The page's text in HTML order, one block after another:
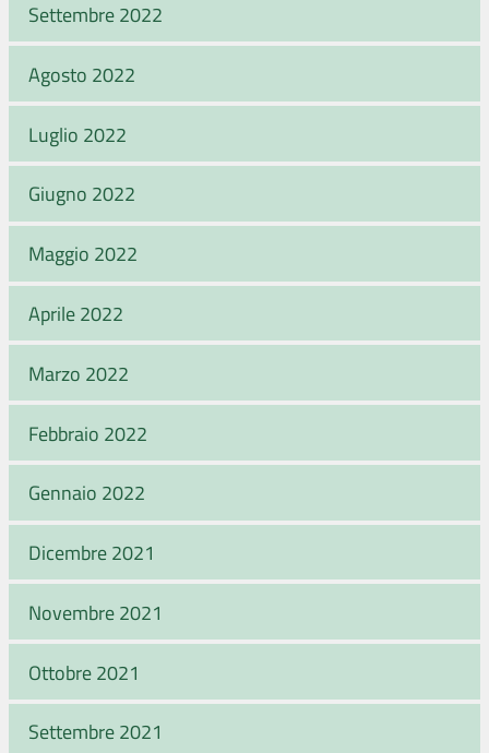
Settembre 2022
Agosto 2022
Luglio 2022
Giugno 2022
Maggio 2022
Aprile 2022
Marzo 2022
Febbraio 2022
Gennaio 2022
Dicembre 2021
Novembre 2021
Ottobre 2021
Settembre 2021